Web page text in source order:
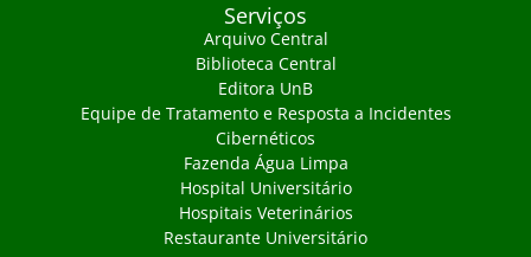
Serviços
Arquivo Central
Biblioteca Central
Editora UnB
Equipe de Tratamento e Resposta a Incidentes
Cibernéticos
Fazenda Água Limpa
Hospital Universitário
Hospitais Veterinários
Restaurante Universitário